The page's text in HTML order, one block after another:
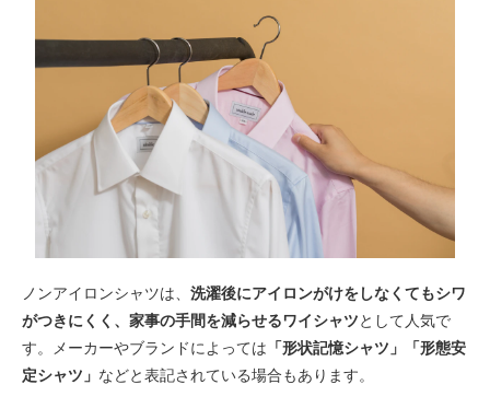
ノンアイロンシャツは、 洗濯後にアイロンがけをしなくてもシワ
がつきにくく、家事の手間を減らせるワイシャツとして人気で
す。メーカーやブランドによっては 「形状記憶シャツ」「形態安
定シャツ」 などと表記されている場合もあります。